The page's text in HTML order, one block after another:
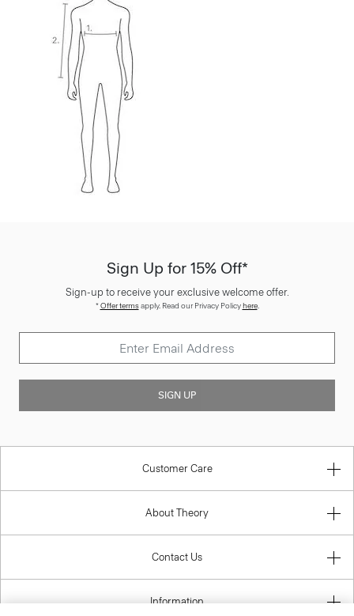
Sign Up for 15% Off*
Sign-up to receive your exclusive welcome offer.
*Offer termsapply. Read our Privacy Policyhere.
SIGN UP
Customer Care
About Theory
Contact Us
Information